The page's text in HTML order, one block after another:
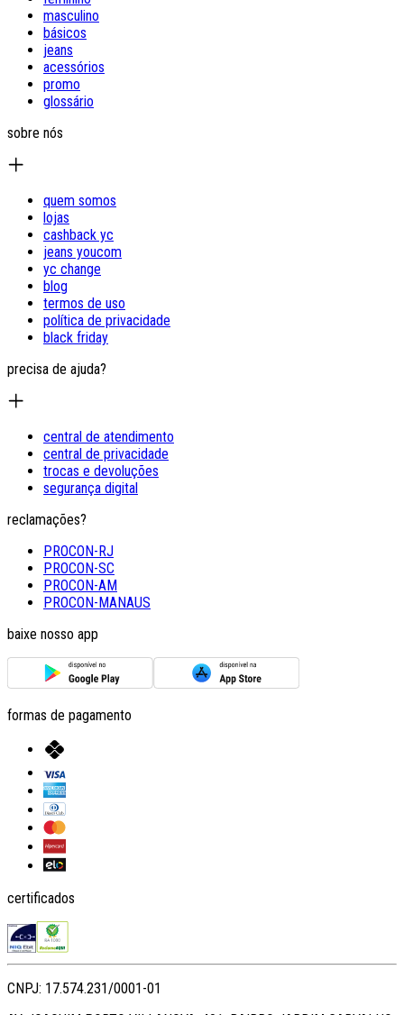
masculino
básicos
jeans
acessórios
promo
glossário
sobre nós
quem somos
lojas
cashback yc
jeans youcom
yc change
blog
termos de uso
política de privacidade
black friday
precisa de ajuda?
central de atendimento
central de privacidade
trocas e devoluções
segurança digital
reclamações?
PROCON-RJ
PROCON-SC
PROCON-AM
PROCON-MANAUS
baixe nosso app
formas de pagamento
certificados
CNPJ: 17.574.231/0001-01